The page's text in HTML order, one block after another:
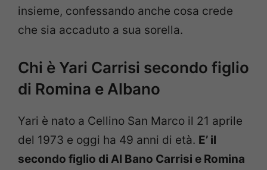
insieme, confessando anche cosa crede
che sia accaduto a sua sorella.
Chi è Yari Carrisi secondo figlio
di Romina e Albano
Yari è nato a Cellino San Marco il 21 aprile
del 1973 e oggi ha 49 anni di età. E’ il
secondo figlio di Al Bano Carrisi e Romina